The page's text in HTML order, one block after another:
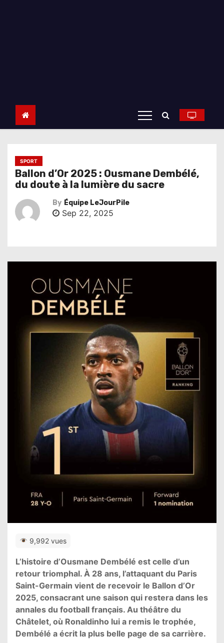
SPORT
Ballon d’Or 2025 : Ousmane Dembélé,
du doute à la lumière du sacre
By Équipe LeJourPile
Sep 22, 2025
9,992 vues
L’histoire d’Ousmane Dembélé est celle d’un
retour triomphal. À 28 ans, l’attaquant du Paris
Saint-Germain vient de recevoir le Ballon d’Or
2025, consacrant une saison qui restera dans les
annales du football français. Au théâtre du
Châtelet, où Ronaldinho lui a remis le trophée,
Dembélé a écrit la plus belle page de sa carrière.